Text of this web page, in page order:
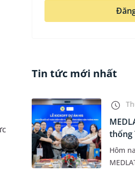
Tin tức mới nhất
thống
Hôm